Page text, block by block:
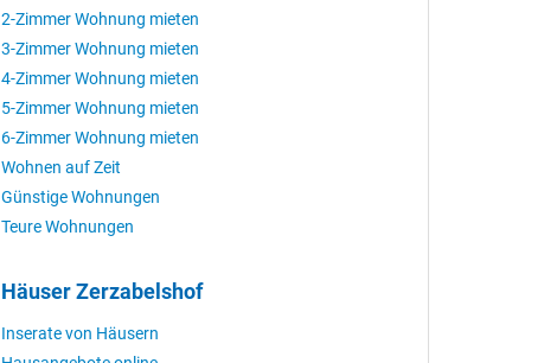
2-Zimmer Wohnung mieten
3-Zimmer Wohnung mieten
4-Zimmer Wohnung mieten
5-Zimmer Wohnung mieten
6-Zimmer Wohnung mieten
Wohnen auf Zeit
Günstige Wohnungen
Teure Wohnungen
Häuser Zerzabelshof
Inserate von Häusern